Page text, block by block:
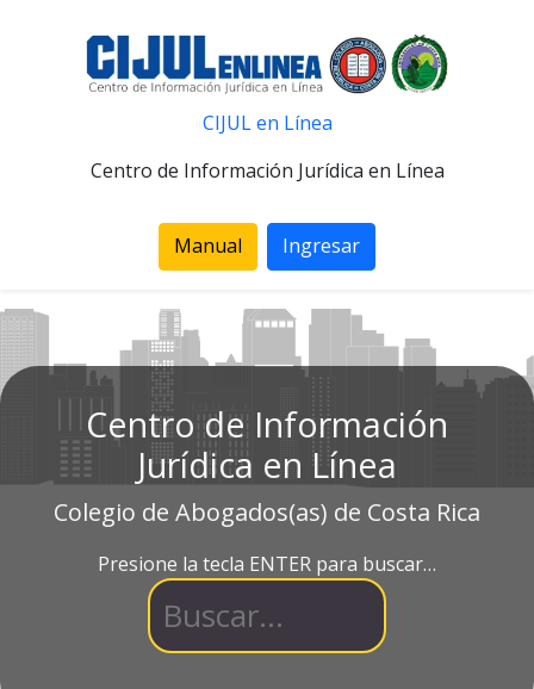
CIJUL en Línea
Centro de Información Jurídica en Línea
Manual Ingresar
Centro de Información
Jurídica en Línea
Colegio de Abogados(as) de Costa Rica
Presione la tecla ENTER para buscar…